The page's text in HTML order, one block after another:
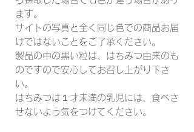
ます。
サイトの写真と全く同じ色での商品お届
けではないことをご了承ください。
製品の中の黒い粒は、はちみつ由来のも
のですので安心してお召し上がり下さ
い。
はちみつは１才未満の乳児には、食べさ
せないよう気をつけてください。